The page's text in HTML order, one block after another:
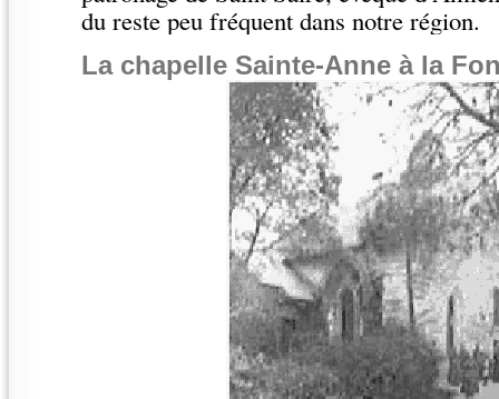
du reste peu fréquent dans notre région.
La chapelle Sainte-Anne à la